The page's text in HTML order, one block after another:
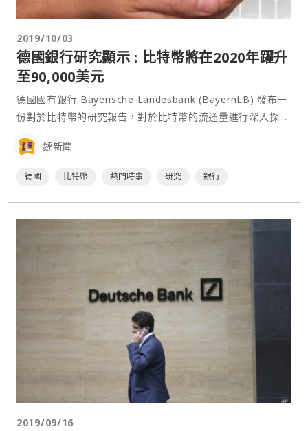
2019/10/03
德國銀行研究顯示 : 比特幣將在2020年躍升
至90,000美元
德國國有銀行 Bayerische Landesbank (BayernLB) 發布一
份對於比特幣的研究報告，對於比特幣的流通量進行深入探
幣與黃金⋯
鏈新聞
德國 比特幣 熱門時事 研究 銀行
2019/09/16